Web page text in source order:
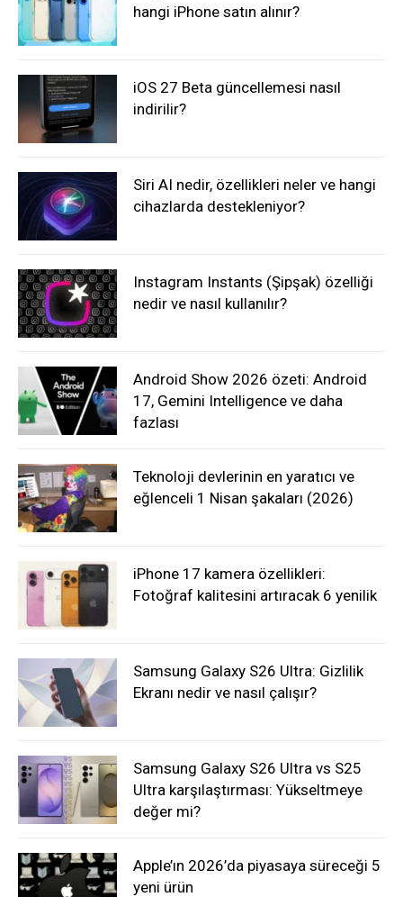
hangi iPhone satın alınır?
iOS 27 Beta güncellemesi nasıl
indirilir?
Siri AI nedir, özellikleri neler ve hangi
cihazlarda destekleniyor?
Instagram Instants (Şipşak) özelliği
nedir ve nasıl kullanılır?
Android Show 2026 özeti: Android
17, Gemini Intelligence ve daha
fazlası
Teknoloji devlerinin en yaratıcı ve
eğlenceli 1 Nisan şakaları (2026)
iPhone 17 kamera özellikleri:
Fotoğraf kalitesini artıracak 6 yenilik
Samsung Galaxy S26 Ultra: Gizlilik
Ekranı nedir ve nasıl çalışır?
Samsung Galaxy S26 Ultra vs S25
Ultra karşılaştırması: Yükseltmeye
değer mi?
Apple’ın 2026’da piyasaya süreceği 5
yeni ürün